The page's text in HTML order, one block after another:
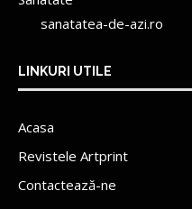
sanatatea-de-azi.ro
LINKURI UTILE
Acasa
Revistele Artprint
Contactează-ne